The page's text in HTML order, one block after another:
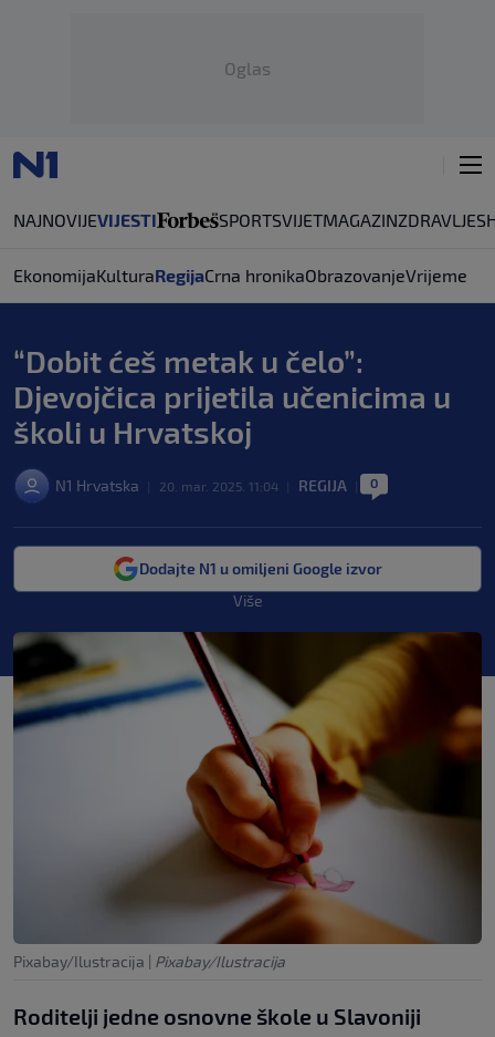
Oglas
NAJNOVIJEVIJESTI SPORTSVIJETMAGAZINZDRAVLJE
EkonomijaKulturaRegijaCrna hronikaObrazovanjeVrijeme
“Dobit ćeš metak u čelo”:
Djevojčica prijetila učenicima u
školi u Hrvatskoj
N1 Hrvatska 20. mar. 2025. 11:04 REGIJA 0
Dodajte N1 u omiljeni Google izvor
Više
Pixabay/Ilustracija | Pixabay/Ilustracija
Roditelji jedne osnovne škole u Slavoniji